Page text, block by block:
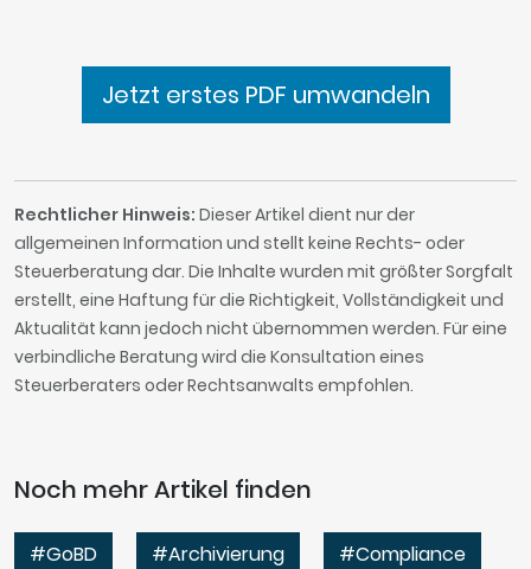
Jetzt erstes PDF umwandeln
Rechtlicher Hinweis: Dieser Artikel dient nur der
allgemeinen Information und stellt keine Rechts- oder
Steuerberatung dar. Die Inhalte wurden mit größter Sorgfalt
erstellt, eine Haftung für die Richtigkeit, Vollständigkeit und
Aktualität kann jedoch nicht übernommen werden. Für eine
verbindliche Beratung wird die Konsultation eines
Steuerberaters oder Rechtsanwalts empfohlen.
Noch mehr Artikel finden
#GoBD #Archivierung #Compliance